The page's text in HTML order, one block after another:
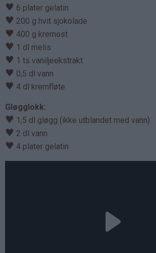
♥ 6 plater gelatin
♥ 200 g hvit sjokolade
♥ 400 g kremost
♥ 1 dl melis
♥ 1 ts vaniljeekstrakt
♥ 0,5 dl vann
♥ 4 dl kremfløte
Gløgglokk:
♥ 1,5 dl gløgg (ikke utblandet med vann)
♥ 2 dl vann
♥ 4 plater gelatin